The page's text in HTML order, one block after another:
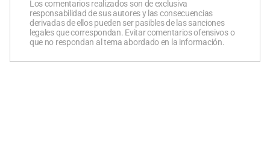
Los comentarios realizados son de exclusiva
responsabilidad de sus autores y las consecuencias
derivadas de ellos pueden ser pasibles de las sanciones
legales que correspondan. Evitar comentarios ofensivos o
que no respondan al tema abordado en la información.